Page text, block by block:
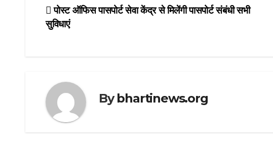
Post
navigation
पोस्ट ऑफिस पासपोर्ट सेवा केंद्र से मिलेंगी पासपोर्ट संबंधी सभी
सुविधाएं
Bybhartinews.org